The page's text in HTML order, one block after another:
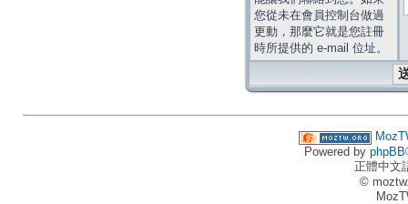
您從未在會員控制台做過
更動，那麼它就是您註冊
時所提供的 e-mail 位址。
Powered by phpBB
正體中文
©